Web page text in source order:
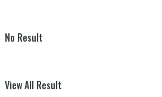
No Result
View All Result